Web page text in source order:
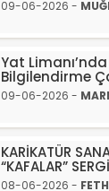
09-06-2026 -
Yat
Bilgilendirme
09-06-2026 -
KARİKATÜR
“KAFALAR”
08-06-2026 -